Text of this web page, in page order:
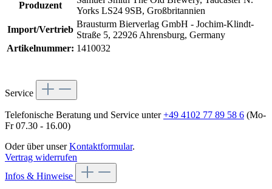
Produzent
Yorks LS24 9SB, Großbritannien
Import/Vertrieb
Brausturm Bierverlag GmbH - Jochim-Klindt-
Straße 5, 22926 Ahrensburg, Germany
Artikelnummer: 1410032
Service
Telefonische Beratung und Service unter+49 4102 77 89 58 6 (Mo-
Fr 07.30 - 16.00)
Oder über unserKontaktformular.
Vertrag widerrufen
Infos & Hinweise